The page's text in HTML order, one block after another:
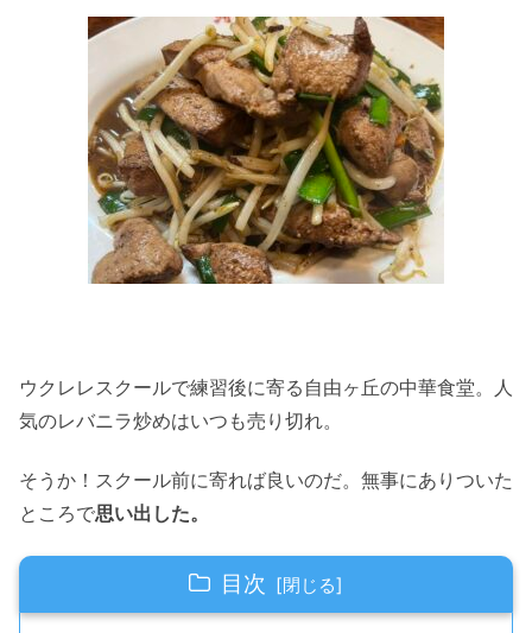
ウクレレスクールで練習後に寄る自由ヶ丘の中華食堂。人
気のレバニラ炒めはいつも売り切れ。
そうか！スクール前に寄れば良いのだ。無事にありついた
ところで思い出した。
目次